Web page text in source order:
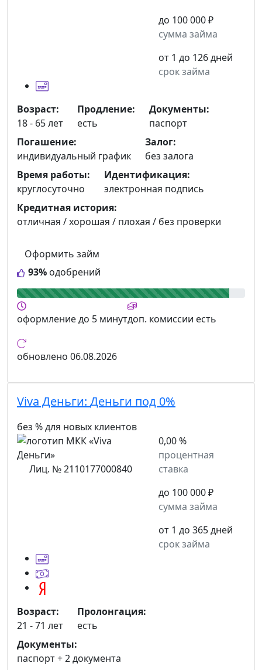
до 100 000 ₽
сумма займа
от 1 до 126 дней
срок займа
93% одобрений
Оформить займ
Возраст:
18 - 65 лет
Продление:
есть
Документы:
паспорт
Погашение:
индивидуальный график
Залог:
без залога
Время работы:
круглосуточно
Идентификация:
электронная подпись
Кредитная история:
отличная / хорошая / плохая / без проверки
оформлениедо 5 минутдоп. комиссии есть
обновлено 06.08.2026
Viva Деньги: Деньги под 0%
без % для новых клиентов
Лиц. № 2110177000840
0,00 %
процентная
ставка
до 100 000 ₽
сумма займа
от 1 до 365 дней
срок займа
Возраст:
21 - 71 лет
Пролонгация:
есть
Документы:
паспорт +2 документа